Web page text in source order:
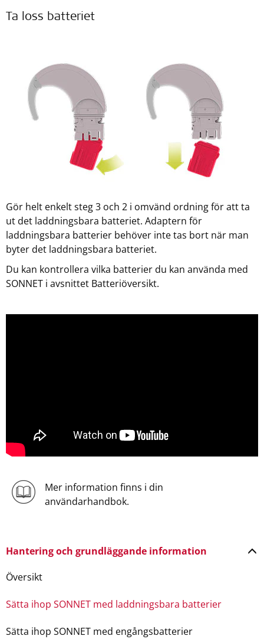
Ta loss batteriet
Gör helt enkelt steg 3 och 2 i omvänd ordning för att ta
ut det laddningsbara batteriet. Adaptern för
laddningsbara batterier behöver inte tas bort när man
byter det laddningsbara batteriet.
Du kan kontrollera vilka batterier du kan använda med
SONNET i avsnittet Batteriöversikt.
Mer information finns i din
användarhandbok.
Hantering och grundläggande information
Översikt
Sätta ihop SONNET med laddningsbara batterier
Sätta ihop SONNET med engångsbatterier